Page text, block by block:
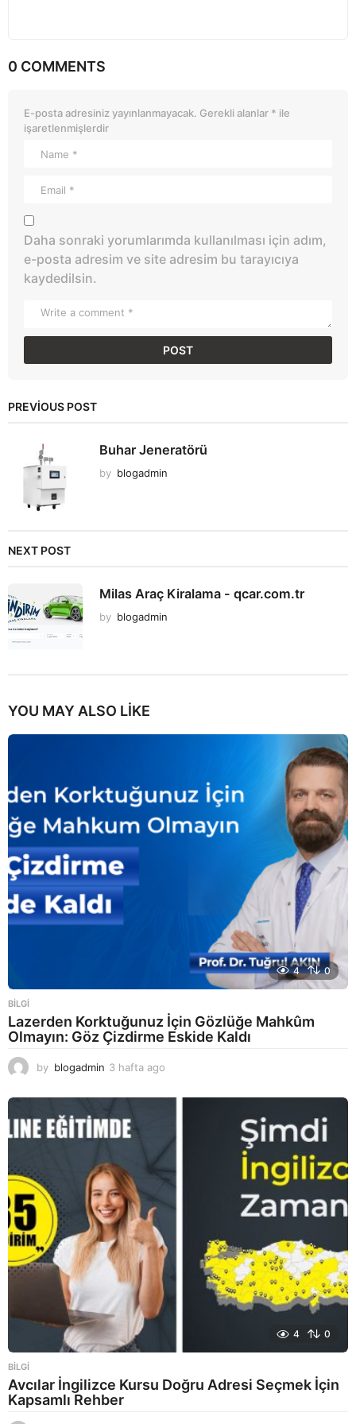
0 COMMENTS
E-posta adresiniz yayınlanmayacak. Gerekli alanlar * ile
işaretlenmişlerdir
Daha sonraki yorumlarımda kullanılması için adım,
e-posta adresim ve site adresim bu tarayıcıya
kaydedilsin.
PREVIOUS POST
Buhar Jeneratörü
by blogadmin
NEXT POST
Milas Araç Kiralama - qcar.com.tr
by blogadmin
YOU MAY ALSO LIKE
4 0
BILGI
Lazerden Korktuğunuz İçin Gözlüğe Mahkûm
Olmayın: Göz Çizdirme Eskide Kaldı
by blogadmin 3 hafta ago
a
g
o
4 0
BILGI
Avcılar İngilizce Kursu Doğru Adresi Seçmek İçin
Kapsamlı Rehber